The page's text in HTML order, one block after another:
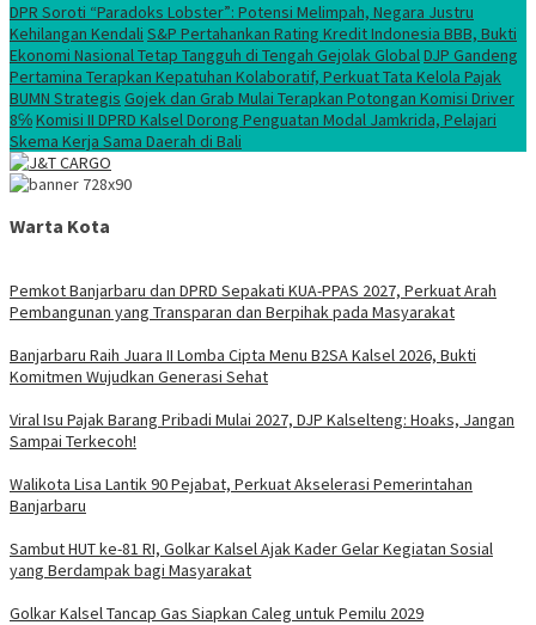
DPR Soroti “Paradoks Lobster”: Potensi Melimpah, Negara Justru
Kehilangan Kendali S&P Pertahankan Rating Kredit Indonesia BBB, Bukti
Ekonomi Nasional Tetap Tangguh di Tengah Gejolak GlobalDJP Gandeng
Pertamina Terapkan Kepatuhan Kolaboratif, Perkuat Tata Kelola Pajak
BUMN Strategis Gojek dan Grab Mulai Terapkan Potongan Komisi Driver
8℅Komisi II DPRD Kalsel Dorong Penguatan Modal Jamkrida, Pelajari
Skema Kerja Sama Daerah di Bali
Warta Kota
Pemkot Banjarbaru dan DPRD Sepakati KUA-PPAS 2027, Perkuat Arah
Pembangunan yang Transparan dan Berpihak pada Masyarakat
Banjarbaru Raih Juara II Lomba Cipta Menu B2SA Kalsel 2026, Bukti
Komitmen Wujudkan Generasi Sehat
Viral Isu Pajak Barang Pribadi Mulai 2027, DJP Kalselteng: Hoaks, Jangan
Sampai Terkecoh!
Walikota Lisa Lantik 90 Pejabat, Perkuat Akselerasi Pemerintahan
Banjarbaru
Sambut HUT ke-81 RI, Golkar Kalsel Ajak Kader Gelar Kegiatan Sosial
yang Berdampak bagi Masyarakat
Golkar Kalsel Tancap Gas Siapkan Caleg untuk Pemilu 2029